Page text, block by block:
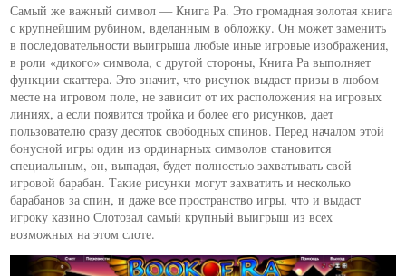
Самый же важный символ — Книга Ра. Это громадная золотая книга
с крупнейшим рубином, вделанным в обложку. Он может заменить
в последовательности выигрыша любые иные игровые изображения,
в роли «дикого» символа, с другой стороны, Книга Ра выполняет
функции скаттера. Это значит, что рисунок выдаст призы в любом
месте на игровом поле, не зависит от их расположения на игровых
линиях, а если появится тройка и более его рисунков, дает
пользователю сразу десяток свободных спинов. Перед началом этой
бонусной игры один из ординарных символов становится
специальным, он, выпадая, будет полностью захватывать свой
игровой барабан. Такие рисунки могут захватить и несколько
барабанов за спин, и даже все пространство игры, что и выдаст
игроку казино Слотозал самый крупный выигрыш из всех
возможных на этом слоте.